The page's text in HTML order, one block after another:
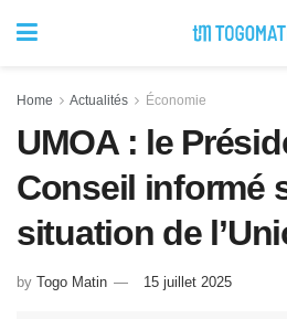
Home Actualités Économie
UMOA : le
Conseil informé
situation de
by Togo Matin 15 juillet 2025